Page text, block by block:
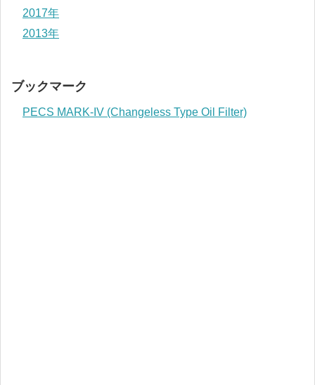
2017年
2013年
ブックマーク
PECS MARK-IV (Changeless Type Oil Filter)